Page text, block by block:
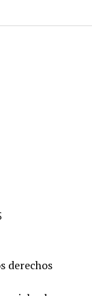
derechos